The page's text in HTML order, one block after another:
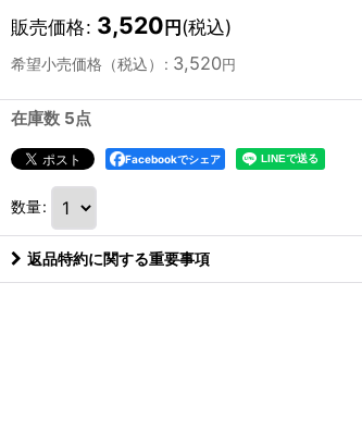
販売価格: 3,520 円 (税込)
希望小売価格（税込） : 3,520円
在庫数 5点
Facebookでシェア
数量:
返品特約に関する重要事項